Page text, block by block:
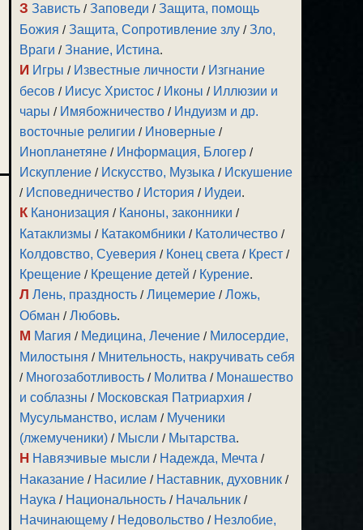
З Зависть /Заповеди /Защита, помощь
Божия /Защита, Сопротивление злу /Зло,
Враги /Знание, Истина.
И Игры / Известные личности / Изгнание
бесов / Иисус Христос / Иконы / Иллюзии и
чары / Имябожничество / Индуизм и др.
восточные религии / Иноверные /
Инопланетяне / Информация, Блогер /
Искупление / Искусство, Музыка / Искушение
/ Исповедничество / История / Иудеи.
К Канонизация / Каноны, законники /
Катаклизмы / Катакомбники / Католичество /
Колдовство, Суеверия / Конец света / Крест /
Крещение / Крещение детей / Курение.
Л Лень, праздность /Лицемерие /Ложь,
Обман /Любовь.
М Магия / Медицина, Лечение / Милосердие,
Милостыня / Мнительность, накручивать себя
/ Многозаботливость / Молитва / Монашество
и соблазны / Московская Патриархия /
Мусульманство, ислам / Мученики
(лжемученики) / Мысли / Мытарства.
Н Навязчивые мысли / Надежда, Мечта /
Наказание / Насилие / Наставник, духовник /
Наука / Национальность / Начальник /
Начинающему / Недовольство / Незлобие,